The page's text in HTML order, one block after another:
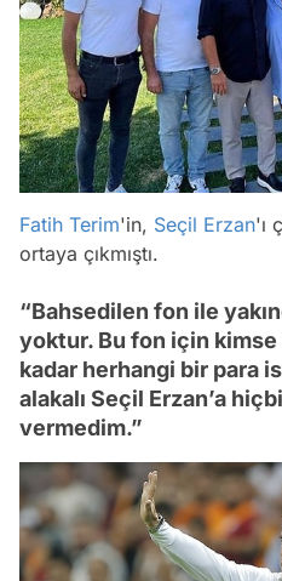
Fatih Terim'in, Seçil Erzan'ı
ortaya çıkmıştı.
“Bahsedilen fon ile
yoktur. Bu fon için kimse
kadar herhangi bir para
alakalı Seçil Erzan’a
vermedim.”